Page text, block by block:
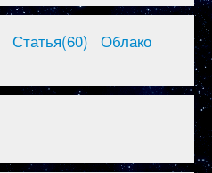
Статья(60)
Облако